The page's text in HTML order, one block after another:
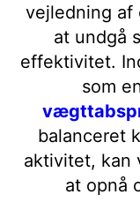
vejledning af
at undgå
effektivitet.
som
balanceret
aktivitet, kan
at opnå